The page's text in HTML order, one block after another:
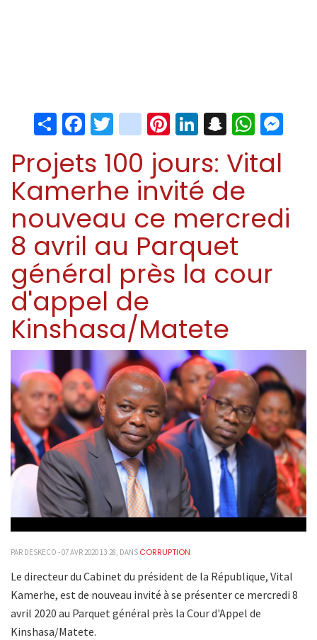
ShareFacebook
Twitter
instagram
Pinterest
LinkedIn
Snapchat
Projets 100 jours: Vital
Kamerhe invité de
nouveau ce mercredi
8 avril au Parquet
général près la cour
d'appel de
Kinshasa/Matete
PAR DESKECO - 07 AVR 2020 13:28, DANS CORRUPTION
Le directeur du Cabinet du président de la République, Vital
Kamerhe, est de nouveau invité à se présenter ce mercredi 8
avril 2020 au Parquet général près la Cour d'Appel de
Kinshasa/Matete.